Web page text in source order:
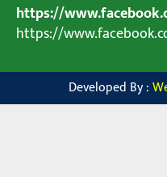
https://
https://
Developed By :